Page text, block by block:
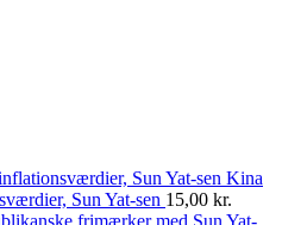
Kina
Sun Yat-sen 15,00 kr.